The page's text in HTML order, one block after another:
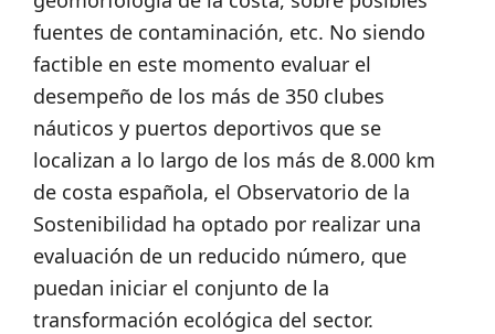
fuentes de contaminación, etc. No siendo
factible en este momento evaluar el
desempeño de los más de 350 clubes
náuticos y puertos deportivos que se
localizan a lo largo de los más de 8.000 km
de costa española, el Observatorio de la
Sostenibilidad ha optado por realizar una
evaluación de un reducido número, que
puedan iniciar el conjunto de la
transformación ecológica del sector.